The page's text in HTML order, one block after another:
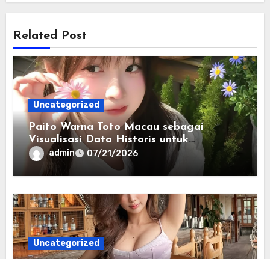
Related Post
Uncategorized
Paito Warna Toto Macau sebagai
Visualisasi Data Historis untuk
Memahami Informasi Secara Lebih
Terstruktur
admin 07/21/2026
Uncategorized